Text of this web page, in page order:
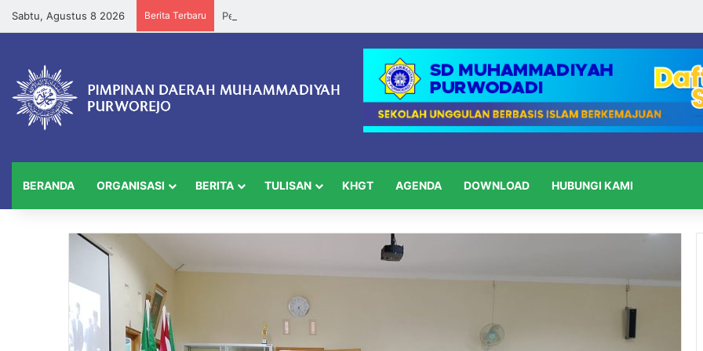
Sabtu, Agustus 8 2026 Berita Terbaru
BERANDA ORGANISASI BERITA TULISAN KHGT AGENDA DOWNLOAD HUBUNGI KAMI